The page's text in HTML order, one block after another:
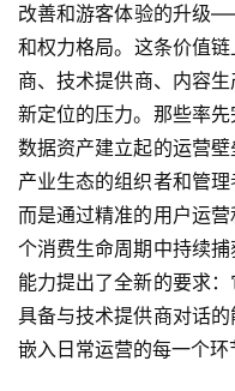
改善和游客体验的升级
和权力格局。这条价值
商、技术提供商、内容
新定位的压力。那些率
数据资产建立起的运营
产业生态的组织者和管理
而是通过精准的用户运
个消费生命周期中持续
能力提出了全新的要求
具备与技术提供商对话
嵌入日常运营的每一个环